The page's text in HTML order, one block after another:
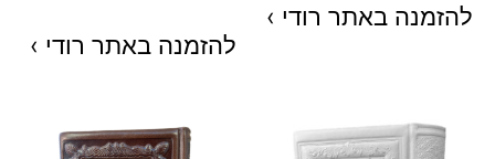
להזמנה באתר רודי ›
להזמנה באתר רודי ›